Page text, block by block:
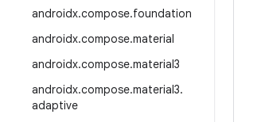
androidx.compose.foundation
androidx.compose.material
androidx.compose.material3
androidx.compose.material3.
adaptive